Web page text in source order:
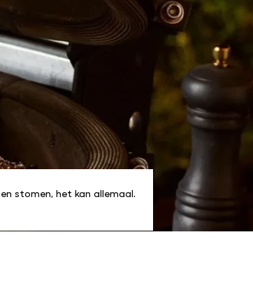
stomen, het kan allemaal.